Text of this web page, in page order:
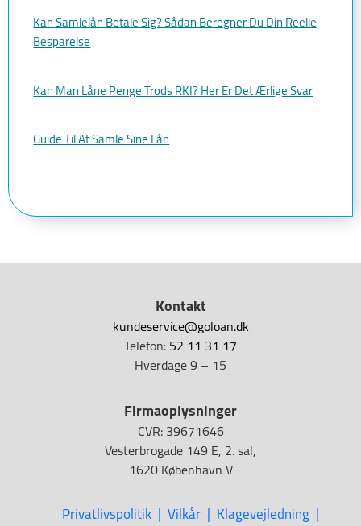
Kan Samlelån Betale Sig? Sådan Beregner Du Din Reelle
Besparelse
Kan Man Låne Penge Trods RKI? Her Er Det Ærlige Svar
Guide Til At Samle Sine Lån
Kontakt
kundeservice@goloan.dk
Telefon:52 11 31 17
Hverdage 9 – 15
Firmaoplysninger
CVR: 39671646
Vesterbrogade 149 E, 2. sal,
1620 København V
Privatlivspolitik Vilkår Klagevejledning